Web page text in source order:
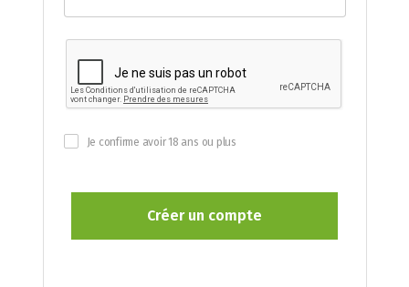
Je confirme avoir 18 ans ou plus